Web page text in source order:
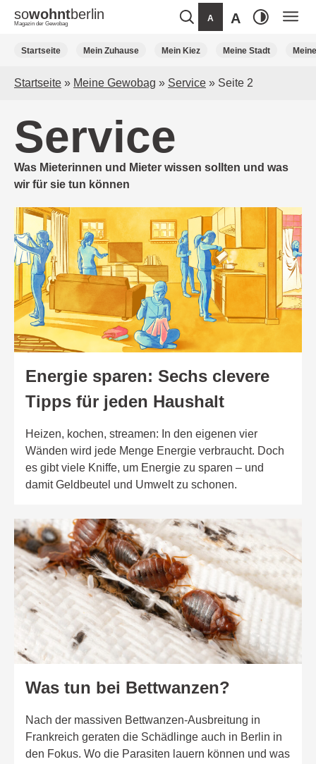
sowohntberlin
Magazin der Gewobag
A A
Startseite Mein Zuhause Mein Kiez Meine Stadt
Startseite » Meine Gewobag » Service » Seite 2
Service
Was Mieterinnen und Mieter wissen sollten und was
wir für sie tun können
Energie sparen: Sechs clevere
Tipps für jeden Haushalt
Heizen, kochen, streamen: In den eigenen vier
Wänden wird jede Menge Energie verbraucht. Doch
es gibt viele Kniffe, um Energie zu sparen – und
damit Geldbeutel und Umwelt zu schonen.
Was tun bei Bettwanzen?
Nach der massiven Bettwanzen-Ausbreitung in
Frankreich geraten die Schädlinge auch in Berlin in
den Fokus. Wo die Parasiten lauern können und was